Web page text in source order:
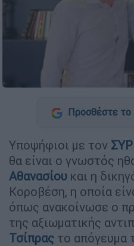
Προσθέστε
Υποψήφιοι με τον
θα είναι ο γνωστός
Αθανασίου και η
Κοροβέση, η οποία
όπως ανακοίνωσε ο
της αξιωματικής
Τσίπρας το απόγευμα